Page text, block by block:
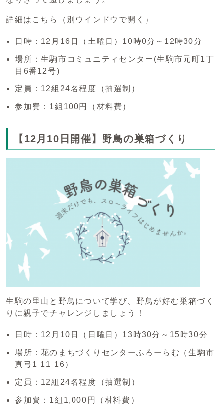
詳細は こちら （別ウインドウで開く）
日時：12月16日（土曜日）10時0分～12時30分
場所：生駒市コミュニティセンター(生駒市元町1丁
目6番12号)
定員：12組24名程度（抽選制）
参加費：1組100円（材料費）
【12月10日開催】野鳥の巣箱づくり
生駒の里山と野鳥について学び、野鳥が好む巣箱づく
りに親子でチャレンジしましょう！
日時：12月10日（日曜日）13時30分～15時30分
場所：花のまちづくりセンターふろーらむ（生駒市
真弓1-11-16）
定員：12組24名程度（抽選制）
参加費：1組1,000円（材料費）